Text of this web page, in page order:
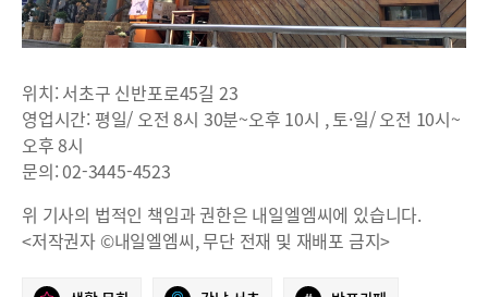
위치: 서초구 신반포로45길 23
영업시간: 평일/ 오전 8시 30분~오후 10시 , 토·일/ 오전 10시~
오후 8시
문의: 02-3445-4523
위 기사의 법적인 책임과 권한은 내일엘엠씨에 있습니다.
<저작권자 ©내일엘엠씨, 무단 전재 및 재배포 금지>